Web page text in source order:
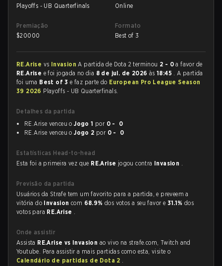
Playoffs - UB Quarterfinals
Online
Premiação
$20000
Formato
Best of 3
RE.Arise vs InvasionA partida de Dota 2 terminou 2 - 0 a favor de
RE.Arise e foi jogada no dia 8 de jul. de 2026 às18:45 . A partida
foi uma Best of 3e faz parte do European Pro League Season
39 2026 Playoffs - UB Quarterfinals.
Detalhes da partida
RE.Arise venceu oJogo 1 por 0 - 0
RE.Arise venceu oJogo 2 por 0 - 0
Estatísticas Head-to-head
Esta foi a primeira vez que RE.Arise jogou contra Invasion .
Previsão da partida
Usuários da Strafe tem um favorito para a partida, e preveem a
vitória do Invasioncom 68.9%dos votos a seu favor e 31.1%dos
votos para RE.Arise .
Onde assistir
Assista RE.Arise vs Invasion ao vivo na strafe.com, Twitch and
Youtube. Para assistir a mais partidas como esta, visite o
Calendário de partidas de Dota 2 .